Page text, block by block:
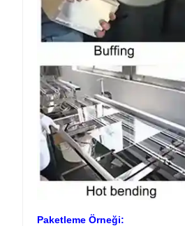
Paketleme Örneği: